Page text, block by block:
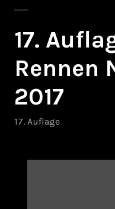
17.
Rennen
2017
17. Auflage